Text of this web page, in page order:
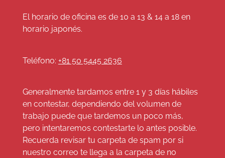
El horario de oficina es de 10 a 13 & 14 a 18 en
horario japonés.
Teléfono: +81 50 5445 2636
Generalmente tardamos entre 1 y 3 días hábiles
en contestar, dependiendo del volumen de
trabajo puede que tardemos un poco más,
pero intentaremos contestarte lo antes posible.
Recuerda revisar tu carpeta de spam por si
nuestro correo te llega a la carpeta de no